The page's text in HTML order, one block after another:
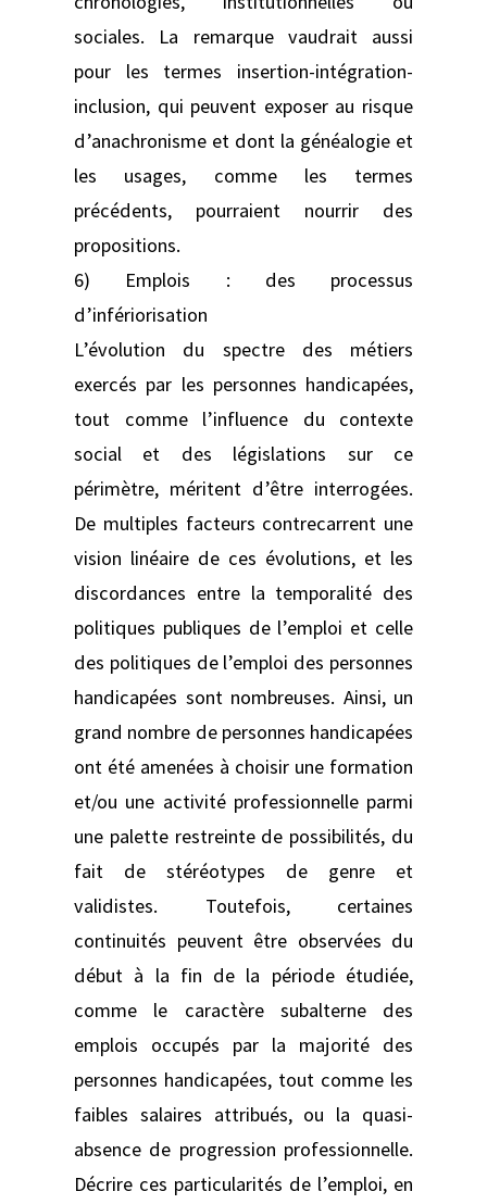
sociales. La remarque vaudrait aussi
pour les termes insertion-intégration-
inclusion, qui peuvent exposer au risque
d’anachronisme et dont la généalogie et
les usages, comme les termes
précédents, pourraient nourrir des
propositions.
6) Emplois : des processus
d’infériorisation
L’évolution du spectre des métiers
exercés par les personnes handicapées,
tout comme l’influence du contexte
social et des législations sur ce
périmètre, méritent d’être interrogées.
De multiples facteurs contrecarrent une
vision linéaire de ces évolutions, et les
discordances entre la temporalité des
politiques publiques de l’emploi et celle
des politiques de l’emploi des personnes
handicapées sont nombreuses. Ainsi, un
grand nombre de personnes handicapées
ont été amenées à choisir une formation
et/ou une activité professionnelle parmi
une palette restreinte de possibilités, du
fait de stéréotypes de genre et
validistes. Toutefois, certaines
continuités peuvent être observées du
début à la fin de la période étudiée,
comme le caractère subalterne des
emplois occupés par la majorité des
personnes handicapées, tout comme les
faibles salaires attribués, ou la quasi-
absence de progression professionnelle.
Décrire ces particularités de l’emploi, en